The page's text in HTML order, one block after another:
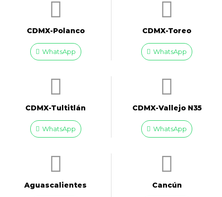
CDMX-Polanco
WhatsApp
CDMX-Toreo
WhatsApp
CDMX-Tultitlán
WhatsApp
CDMX-Vallejo N35
WhatsApp
Aguascalientes Cancún